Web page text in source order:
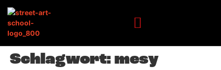
springen
Schlagwort: mesy